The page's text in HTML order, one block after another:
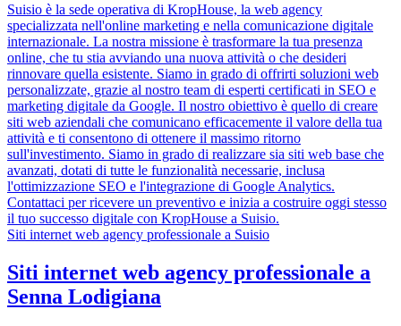
Suisio è la sede operativa di KropHouse, la web agency
specializzata nell'online marketing e nella comunicazione digitale
internazionale. La nostra missione è trasformare la tua presenza
online, che tu stia avviando una nuova attività o che desideri
rinnovare quella esistente. Siamo in grado di offrirti soluzioni web
personalizzate, grazie al nostro team di esperti certificati in SEO e
marketing digitale da Google. Il nostro obiettivo è quello di creare
siti web aziendali che comunicano efficacemente il valore della tua
attività e ti consentono di ottenere il massimo ritorno
sull'investimento. Siamo in grado di realizzare sia siti web base che
avanzati, dotati di tutte le funzionalità necessarie, inclusa
l'ottimizzazione SEO e l'integrazione di Google Analytics.
Contattaci per ricevere un preventivo e inizia a costruire oggi stesso
il tuo successo digitale con KropHouse a Suisio.
Siti internet web agency professionale a Suisio
Siti internet web agency professionale a
Senna Lodigiana